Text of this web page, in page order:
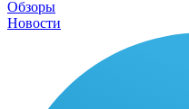
Обзоры
Новости